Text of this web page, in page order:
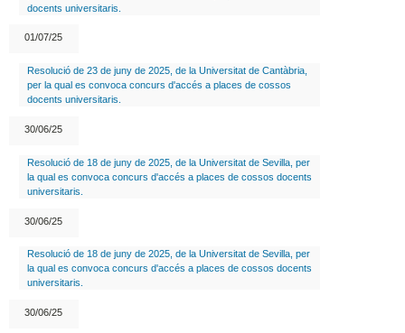
docents universitaris.
01/07/25
Resolució de 23 de juny de 2025, de la Universitat de Cantàbria,
per la qual es convoca concurs d'accés a places de cossos
docents universitaris.
30/06/25
Resolució de 18 de juny de 2025, de la Universitat de Sevilla, per
la qual es convoca concurs d'accés a places de cossos docents
universitaris.
30/06/25
Resolució de 18 de juny de 2025, de la Universitat de Sevilla, per
la qual es convoca concurs d'accés a places de cossos docents
universitaris.
30/06/25